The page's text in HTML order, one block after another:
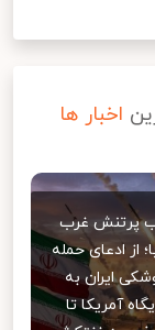
اخبار ها
غرب
ادعای حمله
ایران به
آمریکا تا